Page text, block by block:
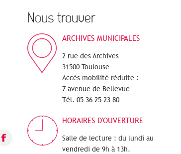
Nous trouver
ARCHIVES MUNICIPALES
2 rue des Archives
31500 Toulouse
Accès mobilité réduite :
7 avenue de Bellevue
Tél. 05 36 25 23 80
HORAIRES D'OUVERTURE
Salle de lecture : du lundi au
vendredi de 9h à 13h.